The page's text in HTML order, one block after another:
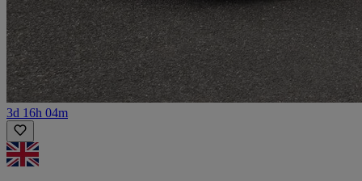
3d 16h 04m